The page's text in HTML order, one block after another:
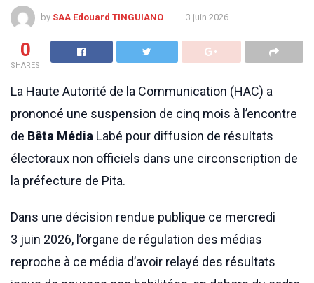
by SAA Edouard TINGUIANO 3 juin 2026
0
SHARES
La Haute Autorité de la Communication (HAC) a
prononcé une suspension de cinq mois à l’encontre
de Bêta Média Labé pour diffusion de résultats
électoraux non officiels dans une circonscription de
la préfecture de Pita.
Dans une décision rendue publique ce mercredi
3 juin 2026, l’organe de régulation des médias
reproche à ce média d’avoir relayé des résultats